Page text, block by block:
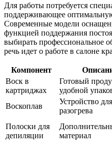
Для работы потребуется
поддерживающее
Современные модели
функцией поддержания
выбирать профессиональное
речь идет о работе в салоне
Компонент
Воск в
картриджах
Готовый
удобной
Воскоплав
Устройство для
разогрева
Полоски для
депиляции
материал